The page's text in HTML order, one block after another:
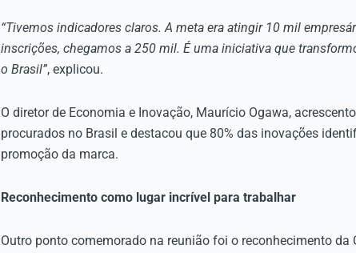
“Tivemos indicadores claros. A meta era atingir 10 mil
inscrições, chegamos a 250 mil. É uma iniciativa que
o Brasil”, explicou.
O diretor de Economia e Inovação, Maurício Ogawa,
procurados no Brasil e destacou que 80% das inovações
promoção da marca.
Reconhecimento como lugar incrível para trabalhar
Outro ponto comemorado na reunião foi o reconhecimento da